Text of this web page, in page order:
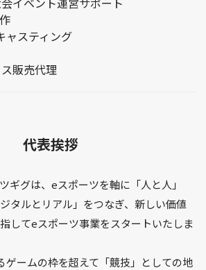
ャスティング
販売代理
代表挨拶
ギグは、eスポーツを軸に「人と人」
タルとリアル」をつなぎ、新しい価値
してeスポーツ事業をスタートいたしま
ゲームの枠を超えて「競技」としての地